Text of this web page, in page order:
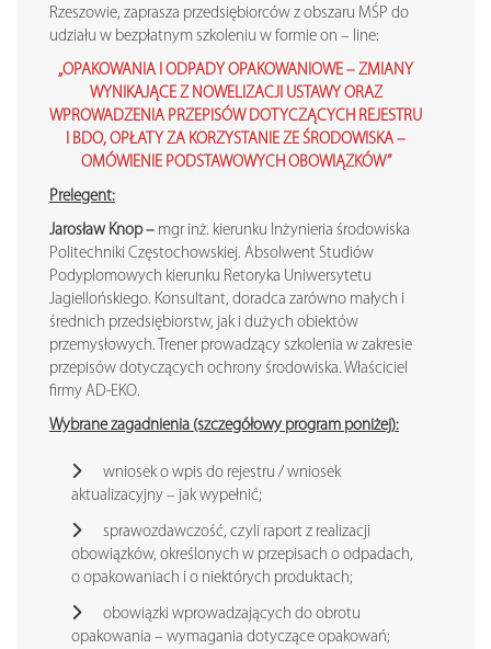
Rzeszowie, zaprasza przedsiębiorców z obszaru MŚP do
udziału w bezpłatnym szkoleniu w formie on – line:
„OPAKOWANIA I ODPADY OPAKOWANIOWE – ZMIANY
WYNIKAJĄCE Z NOWELIZACJI USTAWY ORAZ
WPROWADZENIA PRZEPISÓW DOTYCZĄCYCH REJESTRU
I BDO, OPŁATY ZA KORZYSTANIE ZE ŚRODOWISKA –
OMÓWIENIE PODSTAWOWYCH OBOWIĄZKÓW”
Prelegent:
Jarosław Knop – mgr inż. kierunku Inżynieria środowiska
Politechniki Częstochowskiej. Absolwent Studiów
Podyplomowych kierunku Retoryka Uniwersytetu
Jagiellońskiego. Konsultant, doradca zarówno małych i
średnich przedsiębiorstw, jak i dużych obiektów
przemysłowych. Trener prowadzący szkolenia w zakresie
przepisów dotyczących ochrony środowiska. Właściciel
firmy AD-EKO.
Wybrane zagadnienia (szczegółowy program poniżej):
wniosek o wpis do rejestru / wniosek
aktualizacyjny – jak wypełnić;
sprawozdawczość, czyli raport z realizacji
obowiązków, określonych w przepisach o odpadach,
o opakowaniach i o niektórych produktach;
obowiązki wprowadzających do obrotu
opakowania – wymagania dotyczące opakowań;